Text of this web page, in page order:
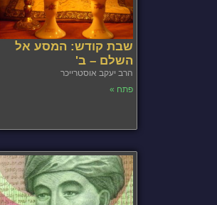
שבת קודש: המסע אל
השלם – ב'
הרב יעקב אוסטרייכר
פתח »